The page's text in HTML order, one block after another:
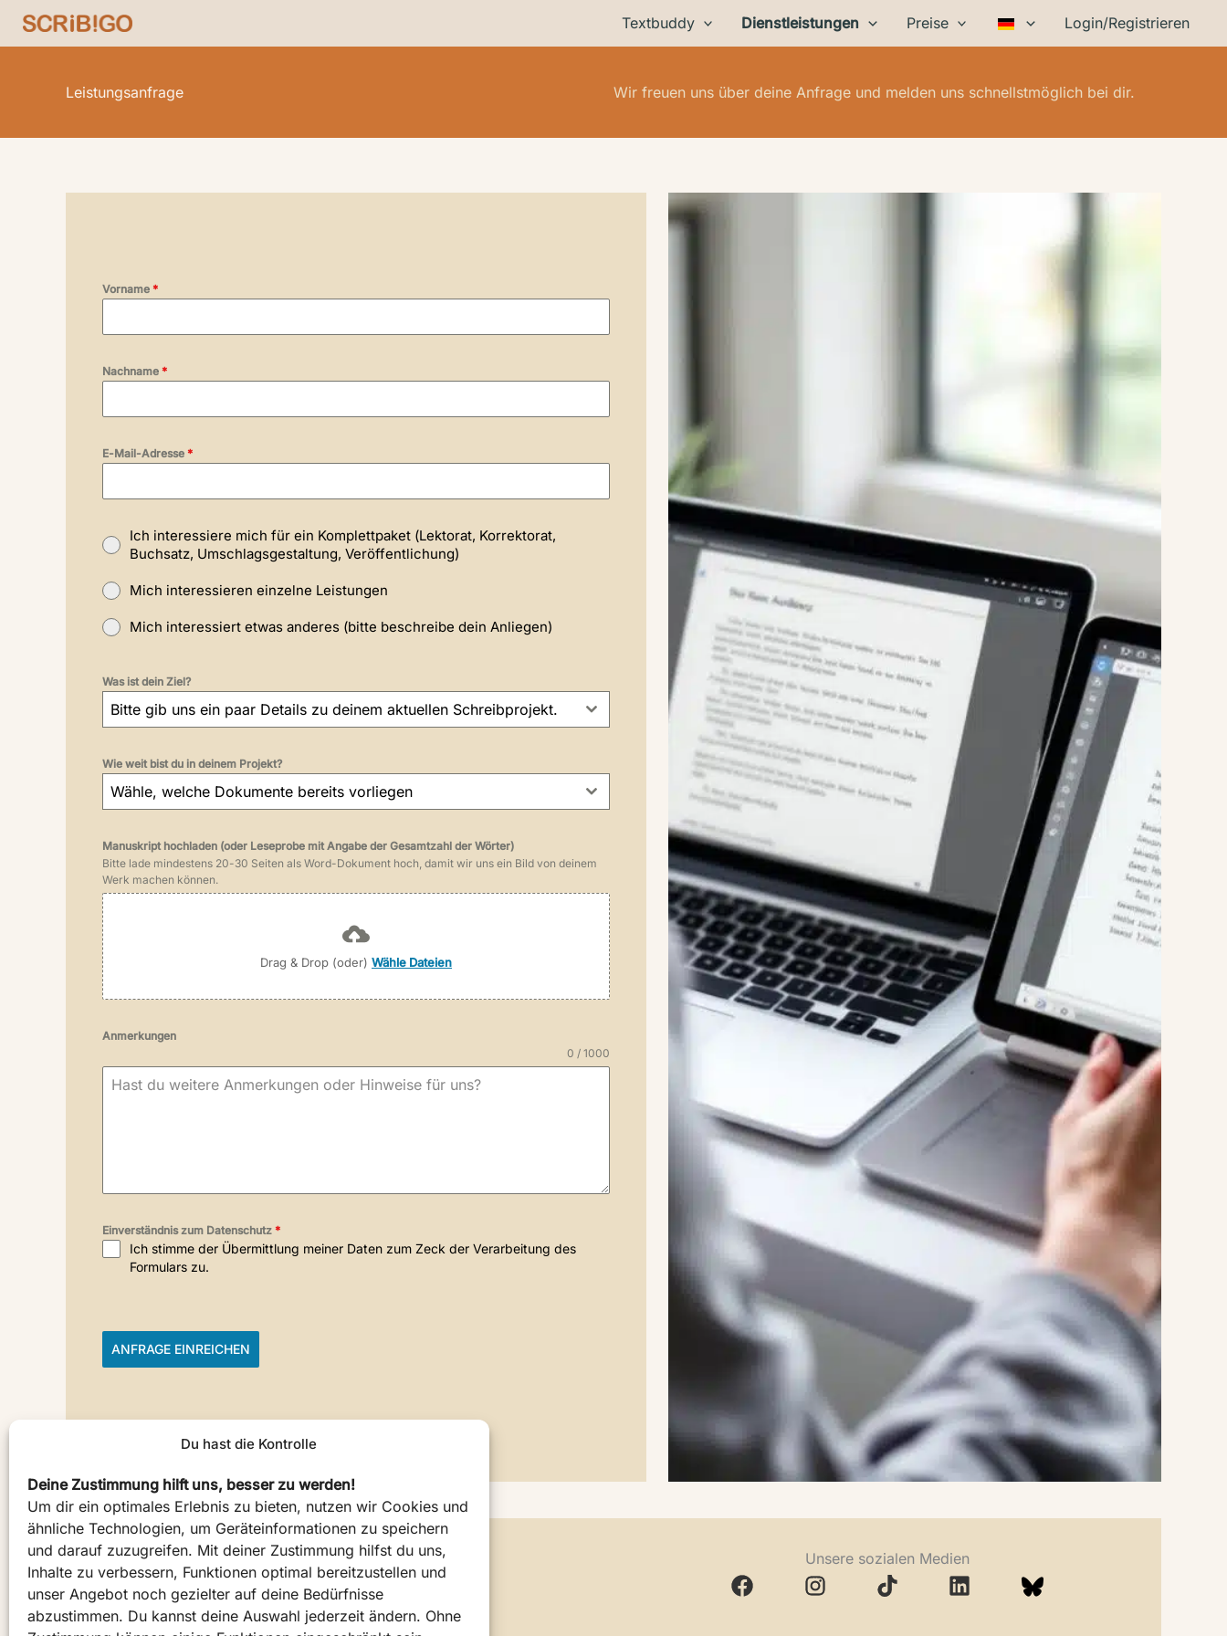
Du hast die Kontrolle
Deine Zustimmung hilft uns, besser zu werden!
Um dir ein optimales Erlebnis zu bieten, nutzen wir Cookies und
ähnliche Technologien, um Geräteinformationen zu speichern
und darauf zuzugreifen. Mit deiner Zustimmung hilfst du uns,
Inhalte zu verbessern, Funktionen optimal bereitzustellen und
unser Angebot noch gezielter auf deine Bedürfnisse
abzustimmen. Du kannst deine Auswahl jederzeit ändern. Ohne
Zum
Inhalt
Textbuddy Dienstleistungen Preise Login/Registrieren
Leistungsanfrage Wir freuen uns über deine Anfrage und melden uns schnellstmöglich bei dir.
Vorname *
Nachname *
E-Mail-Adresse *
Ich interessiere mich für ein Komplettpaket (Lektorat, Korrektorat,
Buchsatz, Umschlagsgestaltung, Veröffentlichung)
Mich interessieren einzelne Leistungen
Mich interessiert etwas anderes (bitte beschreibe dein Anliegen)
Was ist dein Ziel?
Bitte gib uns ein paar Details zu deinem aktuellen Schreibprojekt.
Wie weit bist du in deinem Projekt?
Wähle, welche Dokumente bereits vorliegen
Manuskript hochladen (oder Leseprobe mit Angabe der Gesamtzahl der Wörter)
Bitte lade mindestens 20-30 Seiten als Word-Dokument hoch, damit wir uns ein Bild von deinem
Werk machen können.
Drag & Drop (oder) Wähle Dateien
Anmerkungen
0 / 1000
Einverständnis zum Datenschutz *
Ich stimme der Übermittlung meiner Daten zum Zeck der Verarbeitung des
Formulars zu.
ANFRAGE EINREICHEN
E-Mail
support@scribigo.com
Unsere sozialen Medien